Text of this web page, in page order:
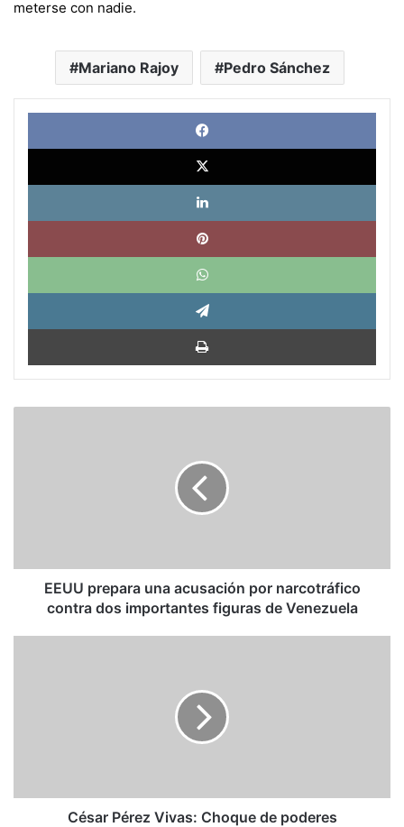
meterse con nadie.
Mariano Rajoy Pedro Sánchez
X
importantes
figurasEEUU prepara una acusación por narcotráfico
contra dos importantes figuras de Venezuela
César Pérez Vivas: Choque de poderes